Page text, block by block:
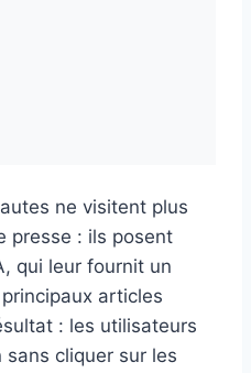
ne visitent plus
presse : ils posent
qui leur fournit un
articles
: les utilisateurs
sans cliquer sur les